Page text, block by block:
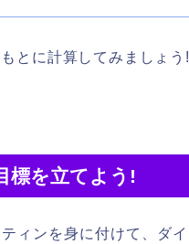
とに計算してみましょう!
標を立てよう!